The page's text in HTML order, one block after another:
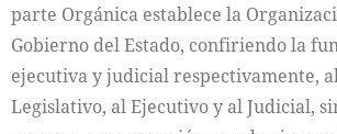
parte Orgánica establece la
Gobierno del Estado, confiriendo la
ejecutiva y judicial respectivamente,
Legislativo, al Ejecutivo y al Judicial,